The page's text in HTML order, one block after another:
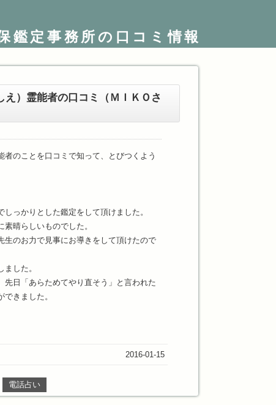
鑑定事務所の口コミ情報
）霊能者の口コミ（ＭＩＫＯさ
のことを口コミで知って、とびつくよう
っかりとした鑑定をして頂けました。
晴らしいものでした。
生のお力で見事にお導きをして頂けたので
した。
日「あらためてやり直そう」と言われた
きました。
2016-01-15
電話占い